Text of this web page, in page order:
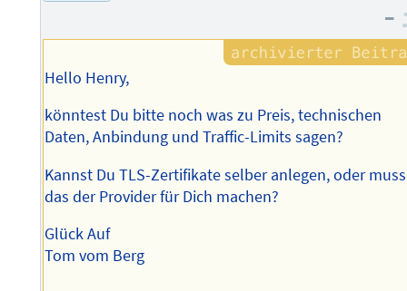
–
Hello Henry,
könntest Du bitte noch was zu Preis, technischen
Daten, Anbindung und Traffic-Limits sagen?
Kannst Du TLS-Zertifikate selber anlegen, oder muss
das der Provider für Dich machen?
Glück Auf
Tom vom Berg